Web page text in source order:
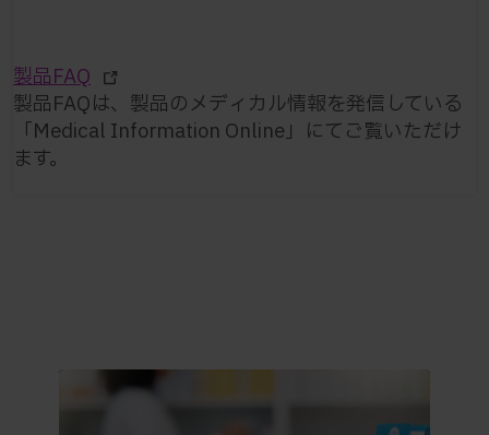
製品FAQ
製品FAQは、製品のメディカル情報を発信している
「Medical Information Online」にてご覧いただけ
ます。